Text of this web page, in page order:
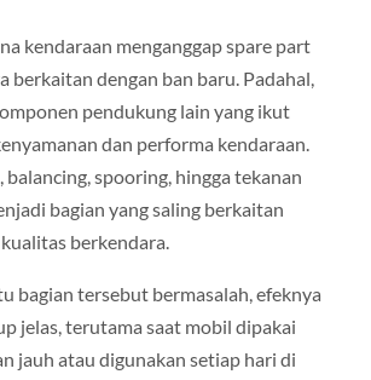
kendaraan menganggap spare part
berkaitan dengan ban baru. Padahal,
pendukung lain yang ikut
dan performa kendaraan.
balancing, spooring, hingga tekanan
bagian yang saling berkaitan
berkendara.
bagian tersebut bermasalah, efeknya
jelas, terutama saat mobil dipakai
jauh atau digunakan setiap hari di